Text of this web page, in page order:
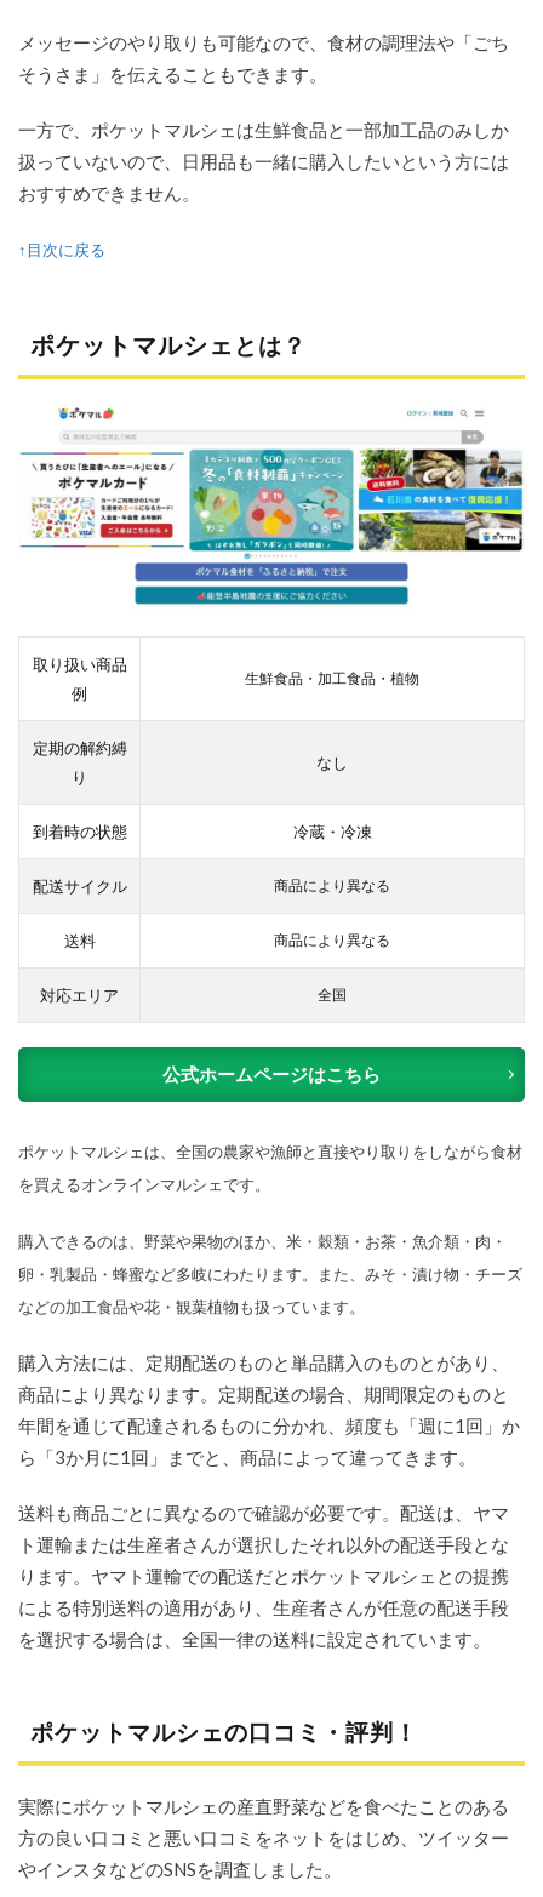
の口
コ
評
判！
3.1
ポケ
マル
つい
ての
口コ
3.2
ポケ
ット
マル
シェ
の鮮
口コ
ミ
3.3
ポケ
ット
シェ
の味
につ
コミ
3.4
マル
シェ
の悪
は本
当？
ポケ
マル
シェ
ら到
着ま
での
流れ
がポ
イン
ポケ
ット
マル
シェ
ト
産者
直接
購入
メッセージのやり取りも可能なので、食材の調理法や「ごち
そうさま」を伝えることもできます。
一方で、ポケットマルシェは生鮮食品と一部加工品のみしか
扱っていないので、日用品も一緒に購入したいという方には
おすすめできません。
↑目次に戻る
ポケットマルシェ とは？
取り扱い商品
例
生鮮食品・加工食品・植物
定期の解約縛
り
なし
到着時の状態 冷蔵・冷凍
配送サイクル 商品により異なる
送料 商品により異なる
対応エリア 全国
公式ホームページはこちら
ポケットマルシェは、全国の農家や漁師と直接やり取りをしながら食材
を買えるオンラインマルシェです。
購入できるのは、野菜や果物のほか、米・穀類・お茶・魚介類・肉・
卵・乳製品・蜂蜜など多岐にわたります。また、みそ・漬け物・チーズ
などの加工食品や花・観葉植物も扱っています。
購入方法には、定期配送のものと単品購入のものとがあり、
商品により異なります。定期配送の場合、期間限定のものと
年間を通じて配達されるものに分かれ、頻度も「週に1回」か
ら「3か月に1回」までと、商品によって違ってきます。
送料も商品ごとに異なるので確認が必要です。配送は、ヤマ
ト運輸または生産者さんが選択したそれ以外の配送手段とな
ります。ヤマト運輸での配送だとポケットマルシェとの提携
による特別送料の適用があり、生産者さんが任意の配送手段
を選択する場合は、全国一律の送料に設定されています。
ポケットマルシェの口コミ・評判！
実際にポケットマルシェの産直野菜などを食べたことのある
方の良い口コミと悪い口コミをネットをはじめ、ツイッター
やインスタなどのSNSを調査しました。